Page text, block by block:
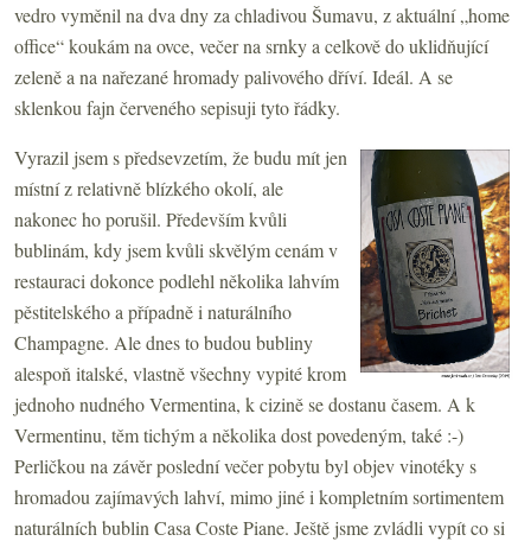
vedro vyměnil na dva dny za chladivou Šumavu, z aktuální „home
office“ koukám na ovce, večer na srnky a celkově do uklidňující
zeleně a na nařezané hromady palivového dříví. Ideál. A se
sklenkou fajn červeného sepisuji tyto řádky.
Vyrazil jsem s předsevzetím, že budu mít jen
místní z relativně blízkého okolí, ale
nakonec ho porušil. Především kvůli
bublinám, kdy jsem kvůli skvělým cenám v
restauraci dokonce podlehl několika lahvím
pěstitelského a případně i naturálního
Champagne. Ale dnes to budou bubliny
alespoň italské, vlastně všechny vypité krom
jednoho nudného Vermentina, k cizině se dostanu časem. A k
Vermentinu, těm tichým a několika dost povedeným, také :-)
Perličkou na závěr poslední večer pobytu byl objev vinotéky s
hromadou zajímavých lahví, mimo jiné i kompletním sortimentem
naturálních bublin Casa Coste Piane. Ještě jsme zvládli vypít co si